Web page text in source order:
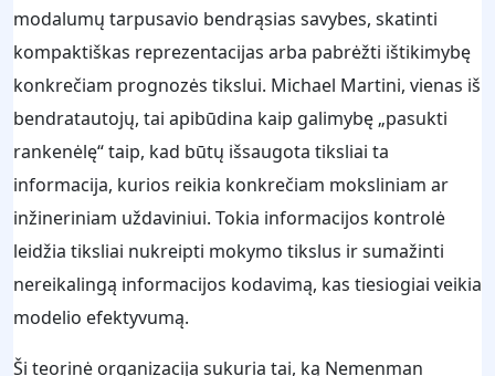
modalumų tarpusavio bendrąsias savybes, skatinti
kompaktiškas reprezentacijas arba pabrėžti ištikimybę
konkrečiam prognozės tikslui. Michael Martini, vienas iš
bendratautojų, tai apibūdina kaip galimybę „pasukti
rankenėlę“ taip, kad būtų išsaugota tiksliai ta
informacija, kurios reikia konkrečiam moksliniam ar
inžineriniam uždaviniui. Tokia informacijos kontrolė
leidžia tiksliai nukreipti mokymo tikslus ir sumažinti
nereikalingą informacijos kodavimą, kas tiesiogiai veikia
modelio efektyvumą.
Ši teorinė organizacija sukuria tai, ką Nemenman